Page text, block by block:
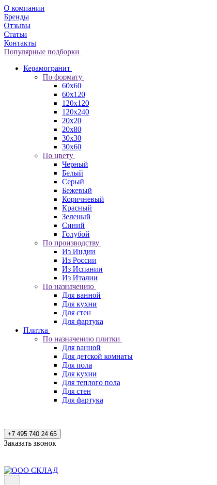
О компании
Бренды
Отзывы
Статьи
Контакты
Популярные подборки
Керамогранит
По формату
60x60
60x120
120x120
120x240
20x20
20x80
30x30
30x60
По цвету
Черный
Белый
Серый
Бежевый
Коричневый
Красный
Зеленый
Синий
Голубой
По производству
Из Индии
Из России
Из Испании
Из Италии
По назначению
Для ванной
Для кухни
Для стен
Для фартука
Плитка
По назначению плитки
Для ванной
Для детской комнаты
Для пола
Для кухни
Для теплого пола
Для стен
Для фартука
+7 495 740 24 65
Заказать звонок